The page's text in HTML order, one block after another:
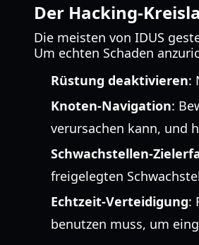
Der Hacking-
Die meisten von IDUS
Um echten Schaden
Rüstung deaktivieren:
Knoten-Navigation:
verursachen kann, und
Schwachstellen-
freigelegten
Echtzeit-Verteidigung:
benutzen muss, um